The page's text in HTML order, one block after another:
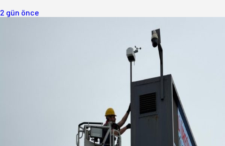
2 gün önce